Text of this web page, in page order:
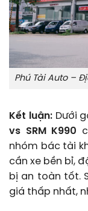
Phú Tài Auto –
Kết luận:Dưới
vs SRM K990
nhóm bác tài
cần xe bền bỉ,
bị an toàn tốt.
giá thấp nhất,